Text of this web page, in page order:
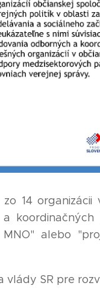
14 organizácii
koordinačných
alebo
SR pre